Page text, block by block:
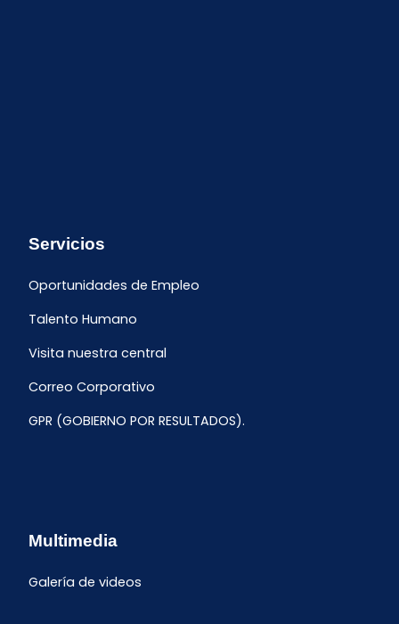
Servicios
Oportunidades de Empleo
Talento Humano
Visita nuestra central
Correo Corporativo
GPR (GOBIERNO POR RESULTADOS).
Multimedia
Galería de videos